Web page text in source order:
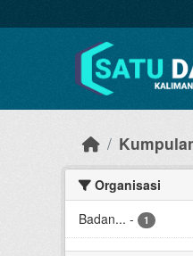
Organisasi
Badan... - 1